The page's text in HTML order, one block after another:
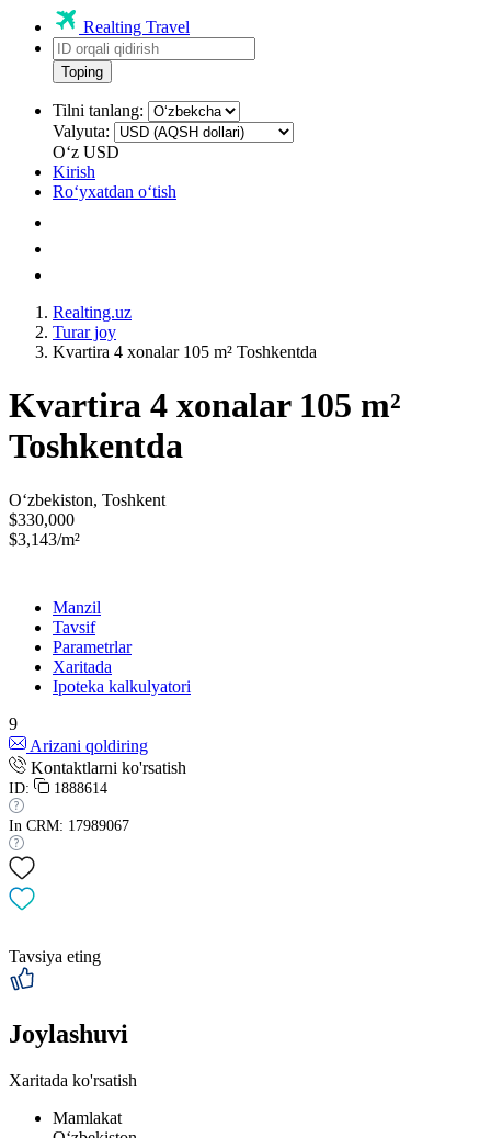
Realting Travel
Toping
Tilni tanlang:
Valyuta:
Oʻz USD
Kirish
Roʻyxatdan oʻtish
Realting.uz
Turar joy
Kvartira 4 xonalar 105 m² Toshkentda
Kvartira 4 xonalar 105 m²
Toshkentda
Oʻzbekiston, Toshkent
$330,000
$3,143/m²
Manzil
Tavsif
Parametrlar
Xaritada
Ipoteka kalkulyatori
9
Arizani qoldiring
Kontaktlarni ko'rsatish
ID: 1888614
In CRM: 17989067
Tavsiya eting
Joylashuvi
Xaritada ko'rsatish
Mamlakat